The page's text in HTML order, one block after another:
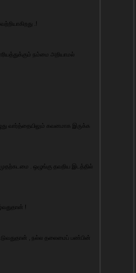
.!
நம்மை அறியாமல்
வார்த்தையிலும் கவனமாக இருக்க
. ஒழுங்கு தவறிய இடத்தில்
!
, நல்ல தலைமைப் பண்பின்